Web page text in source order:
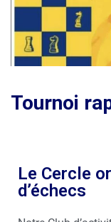
Tournoi
Le Cercle
d’échecs